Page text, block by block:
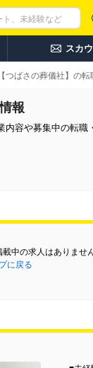
スカ
つばさの葬儀社】の転
報
容や募集中の転職
中の求人はありません
に戻る